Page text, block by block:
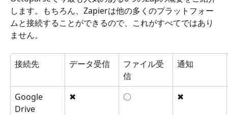
します。もちろん、Zapierは他の多くのプラットフォー
ムと接続することができるので、これがすべてではあり
ません。
接続先 データ受信
ファイル受
信
通知
Google
Drive
✖ 〇 ✖